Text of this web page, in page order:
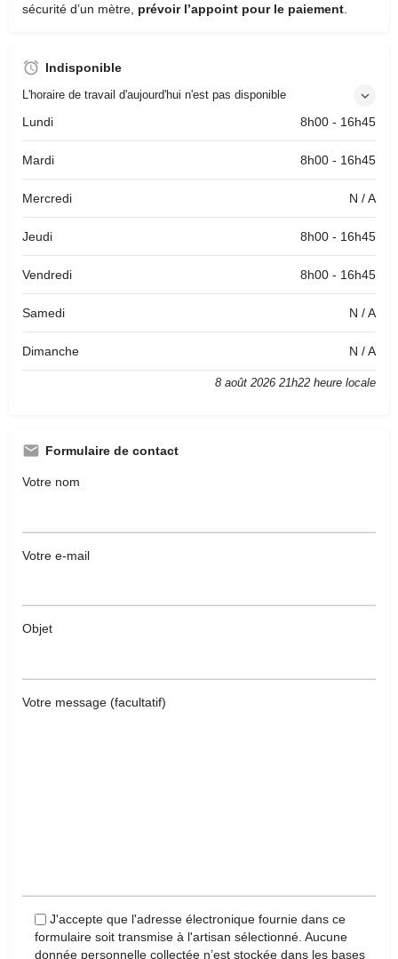
sécurité d’un mètre, prévoir l’appoint pour le paiement
Indisponible
L'horaire de travail d'aujourd'hui n'est pas disponible
Lundi 8h00 - 16h45
Mardi 8h00 - 16h45
Mercredi N / A
Jeudi 8h00 - 16h45
Vendredi 8h00 - 16h45
Samedi N / A
Dimanche N / A
8 août 2026 21h22 heure locale
Formulaire de contact
Votre nom
Votre e-mail
Objet
Votre message (facultatif)
J'accepte que l'adresse électronique fournie dans ce
formulaire soit transmise à l'artisan sélectionné. Aucune
donnée personnelle collectée n’est stockée dans les bases